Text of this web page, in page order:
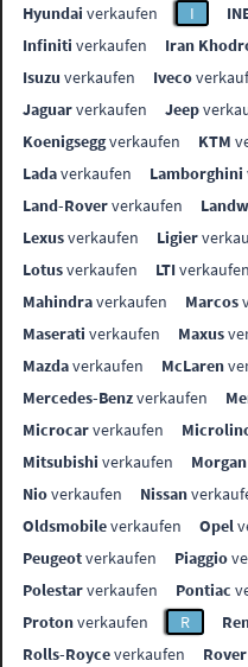
Hyundai verkaufen I
Infiniti verkaufen Iran
Isuzu verkaufen Iveco
Jaguarverkaufen Jeep
Koenigseggverkaufen KTM
Ladaverkaufen Lamborghini
Land-Roververkaufen
Lexusverkaufen Ligier
Lotusverkaufen LTIverkaufen
Mahindraverkaufen Marcos
Maserati verkaufen Maxus
Mazdaverkaufen McLaren
Mercedes-Benzverkaufen
Microcarverkaufen
Mitsubishi verkaufen Morgan
Nioverkaufen Nissan
Oldsmobileverkaufen Opel
Peugeotverkaufen Piaggio
Polestarverkaufen Pontiac
Protonverkaufen R
Rolls-Royceverkaufen Rover